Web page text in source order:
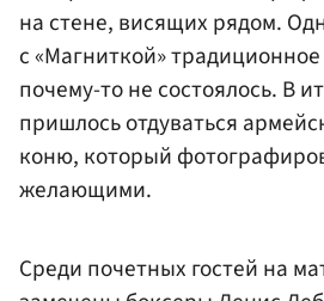
на стене, висящих рядом.
с «Магниткой»
почему-то не состоялось. В
пришлось отдуваться
коню, который
желающими.
Среди почетных гостей на